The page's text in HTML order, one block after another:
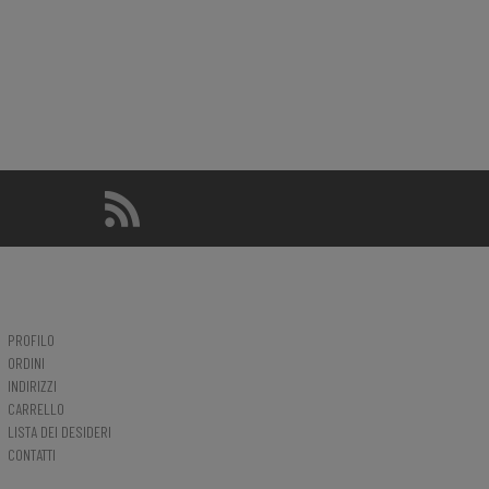
PROFILO
ORDINI
INDIRIZZI
CARRELLO
LISTA DEI DESIDERI
CONTATTI